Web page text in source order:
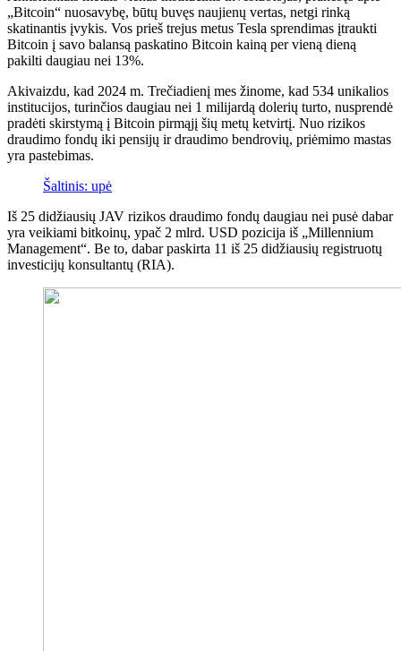
„Bitcoin“ nuosavybę, būtų buvęs naujienų vertas, netgi rinką
skatinantis įvykis. Vos prieš trejus metus Tesla sprendimas įtraukti
Bitcoin į savo balansą paskatino Bitcoin kainą per vieną dieną
pakilti daugiau nei 13%.
Akivaizdu, kad 2024 m. Trečiadienį mes žinome, kad 534 unikalios
institucijos, turinčios daugiau nei 1 milijardą dolerių turto, nusprendė
pradėti skirstymą į Bitcoin pirmąjį šių metų ketvirtį. Nuo rizikos
draudimo fondų iki pensijų ir draudimo bendrovių, priėmimo mastas
yra pastebimas.
Šaltinis: upė
Iš 25 didžiausių JAV rizikos draudimo fondų daugiau nei pusė dabar
yra veikiami bitkoinų, ypač 2 mlrd. USD pozicija iš „Millennium
Management“. Be to, dabar paskirta 11 iš 25 didžiausių registruotų
investicijų konsultantų (RIA).